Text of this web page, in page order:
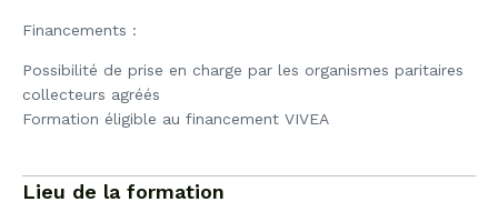
Financements :
Possibilité de prise en charge par les organismes paritaires
collecteurs agréés
Formation éligible au financement VIVEA
Lieu de la formation